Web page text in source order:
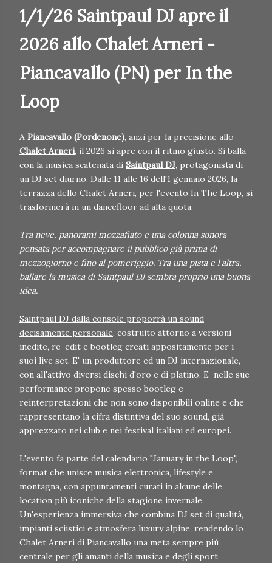
1/1/26 Saintpaul DJ apre il
2026 allo Chalet Arneri -
Piancavallo (PN) per In the
Loop
A Piancavallo (Pordenone), anzi per la precisione allo
Chalet Arneri, il 2026 si apre con il ritmo giusto. Si balla
con la musica scatenata di Saintpaul DJ, protagonista di
un DJ set diurno. Dalle 11 alle 16 dell'1 gennaio 2026, la
terrazza dello Chalet Arneri, per l'evento In The Loop, si
trasformerà in un dancefloor ad alta quota.
Tra neve, panorami mozzafiato e una colonna sonora
pensata per accompagnare il pubblico già prima di
mezzogiorno e fino al pomeriggio. Tra una pista e l'altra,
ballare la musica di Saintpaul DJ sembra proprio una buona
idea.
Saintpaul DJ dalla console proporrà un sound
decisamente personale, costruito attorno a versioni
inedite, re-edit e bootleg creati appositamente per i
suoi live set. E' un produttore ed un DJ internazionale,
con all'attivo diversi dischi d'oro e di platino. E nelle sue
performance propone spesso bootleg e
reinterpretazioni che non sono disponibili online e che
rappresentano la cifra distintiva del suo sound, già
apprezzato nei club e nei festival italiani ed europei.
L'evento fa parte del calendario "January in the Loop",
format che unisce musica elettronica, lifestyle e
montagna, con appuntamenti curati in alcune delle
location più iconiche della stagione invernale.
Un'esperienza immersiva che combina DJ set di qualità,
impianti sciistici e atmosfera luxury alpine, rendendo lo
Chalet Arneri di Piancavallo una meta sempre più
centrale per gli amanti della musica e degli sport